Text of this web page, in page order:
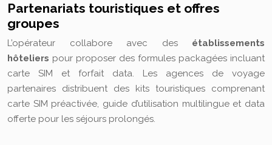
Partenariats touristiques et offres
groupes
L’opérateur collabore avec des établissements
hôteliers pour proposer des formules packagées incluant
carte SIM et forfait data. Les agences de voyage
partenaires distribuent des kits touristiques comprenant
carte SIM préactivée, guide d’utilisation multilingue et data
offerte pour les séjours prolongés.